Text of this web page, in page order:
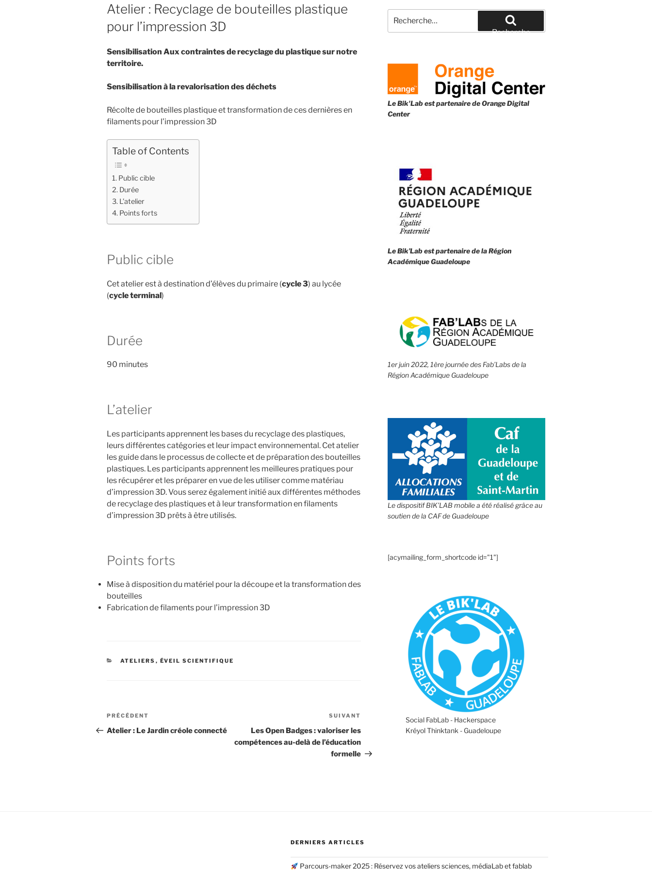
LE
Atelier : Recyclage de bouteilles plastique
pour l’impression 3D
Sensibilisation Aux contraintes de recyclage du plastique sur notre
territoire.
Sensibilisation à la revalorisation des déchets
Récolte de bouteilles plastique et transformation de ces dernières en
filaments pour l’impression 3D
Table of Contents
Public cible
Durée
L’atelier
Points forts
Public cible
Cet atelier est à destination d’élèves du primaire (cycle 3) au lycée
(cycle terminal)
Durée
90 minutes
L’atelier
Les participants apprennent les bases du recyclage des plastiques,
leurs différentes catégories et leur impact environnemental. Cet atelier
les guide dans le processus de collecte et de préparation des bouteilles
plastiques. Les participants apprennent les meilleures pratiques pour
les récupérer et les préparer en vue de les utiliser comme matériau
d’impression 3D. Vous serez également initié aux différentes méthodes
de recyclage des plastiques et à leur transformation en filaments
d’impression 3D prêts à être utilisés.
Points forts
Mise à disposition du matériel pour la découpe et la transformation des
bouteilles
Fabrication de filaments pour l’impression 3D
CATÉGORIES
ATELIERS , ÉVEIL SCIENTIFIQUE
Navigation
de
Article
précédent
PRÉCÉDENT
Atelier : Le Jardin créole connecté
suivant
SUIVANT
Les Open Badges : valoriser les
compétences au-delà de l’éducation
formelle
pour
:
Recherche
Le Bik'Lab est partenaire deOrange Digital
Center
Le Bik’Lab est partenaire de laRégion
Académique Guadeloupe
1er juin 2022, 1ère journée des Fab’Labs de la
Région Académique Guadeloupe
Le dispositif BIK’LAB mobile a été réalisé grâce au
soutien de la CAF de Guadeloupe
[acymailing_form_shortcode id="1"]
Social FabLab - Hackerspace
Kréyol Thinktank - Guadeloupe
DERNIERS ARTICLES
Parcours-maker 2025 : Réservez vos ateliers sciences, médiaLab et fablab